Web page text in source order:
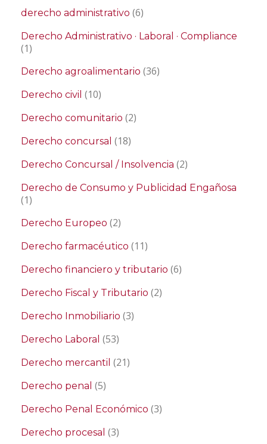
derecho administrativo (6)
Derecho Administrativo · Laboral · Compliance
(1)
Derecho agroalimentario (36)
Derecho civil (10)
Derecho comunitario (2)
Derecho concursal (18)
Derecho Concursal / Insolvencia (2)
Derecho de Consumo y Publicidad Engañosa
(1)
Derecho Europeo (2)
Derecho farmacéutico (11)
Derecho financiero y tributario (6)
Derecho Fiscal y Tributario (2)
Derecho Inmobiliario (3)
Derecho Laboral (53)
Derecho mercantil (21)
Derecho penal (5)
Derecho Penal Económico (3)
Derecho procesal (3)